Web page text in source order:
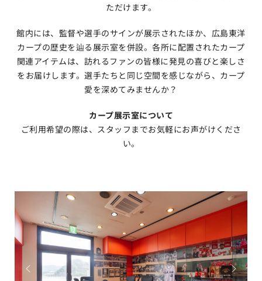
ただけます。
館内には、監督や選手のサインが展示されたほか、広島東洋
カープの歴史を辿る展示室を併設。各所に配置されたカープ
関連アイテムは、訪れるファンの皆様に発見の喜びと楽しさ
をお届けします。選手たちと同じ空間を感じながら、カープ
愛を深めてみませんか？
カープ展示室について
ご利用希望の際は、スタッフまでお気軽にお声がけくださ
い。